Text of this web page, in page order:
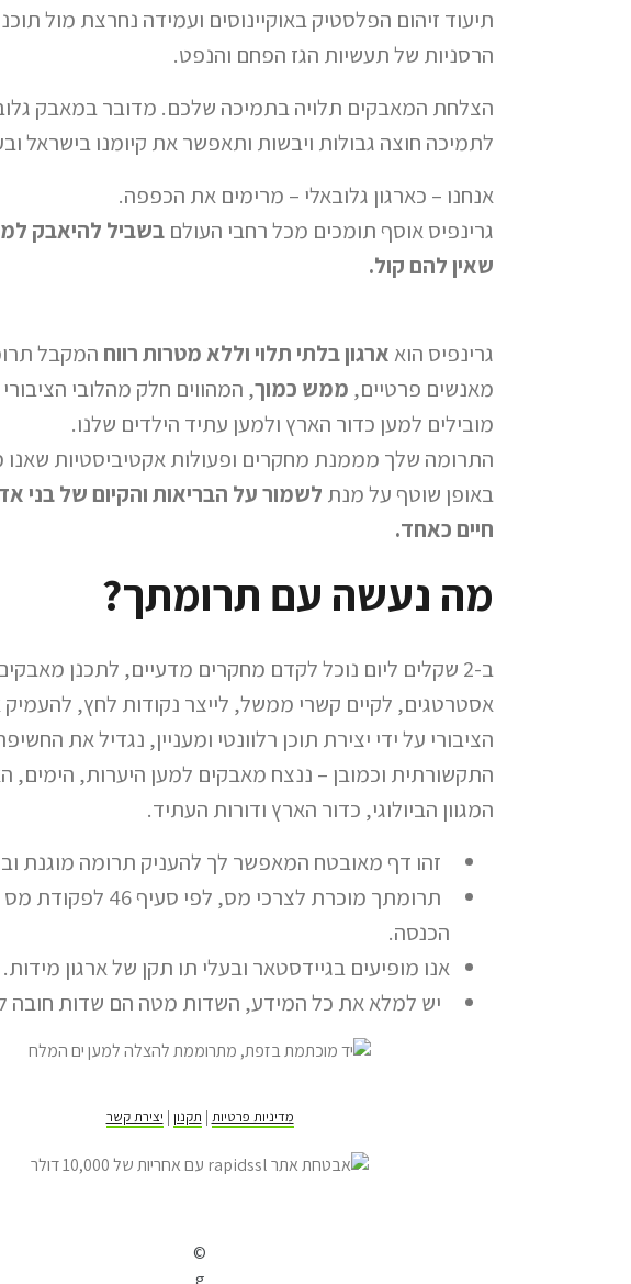
תיעוד זיהום הפלסטיק באוקיינוסים ועמידה נחרצת מול
הרסניות של תעשיות הגז הפחם והנפט.
הצלחת המאבקים תלויה בתמיכה שלכם. מדובר במאבק
לתמיכה חוצה גבולות ויבשות ותאפשר את קיומנו בישראל
אנחנו – כארגון גלובאלי – מרימים את הכפפה.
גרינפיס אוסף תומכים מכל רחבי העולם בשביל להיאבק
שאין להם קול.
גרינפיס הואארגון בלתי תלוי וללא מטרות רווח המקבל
מאנשים פרטיים, ממש כמוך, המהווים חלק מהלובי
מובילים למען כדור הארץ ולמען עתיד הילדים שלנו.
התרומה שלך מממנת מחקרים ופעולות אקטיביסטיות שאנו
באופן שוטף על מנת לשמור על הבריאות והקיום של בני
חיים כאחד.
מה נעשה עם תרומתך?
ב-2 שקלים ליום נוכל לקדם מחקרים מדעיים, לתכנן
אסטרטגים, לקיים קשרי ממשל, לייצר נקודות לחץ,
הציבורי על ידי יצירת תוכן רלוונטי ומעניין, נגדיל את
התקשורתית וכמובן – ננצח מאבקים למען היערות, הימים,
המגוון הביולוגי, כדור הארץ ודורות העתיד.
זהו דף מאובטח המאפשר לך להעניק תרומה מוגנת
תרומתך מוכרת לצרכי מס, לפי סעיף 46 לפקודת מס
הכנסה.
אנו מופיעים בגיידסטאר ובעלי תו תקן של ארגון מידות.
יש למלא את כל המידע, השדות מטה הם שדות חובה
מדיניות פרטיות | תקנון | יצירת קשר
©
g